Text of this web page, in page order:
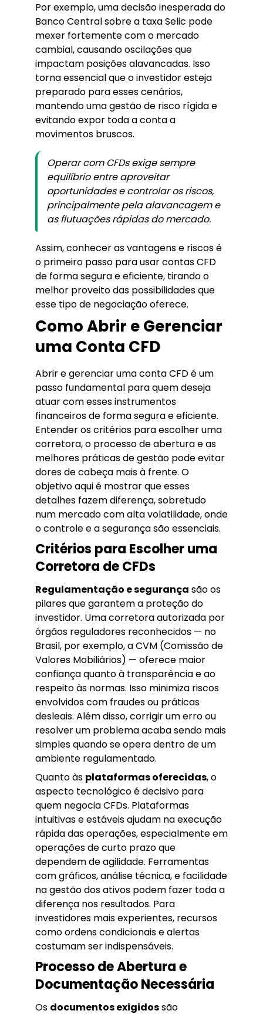
Por exemplo, uma decisão inesperada do
Banco Central sobre a taxa Selic pode
mexer fortemente com o mercado
cambial, causando oscilações que
impactam posições alavancadas. Isso
torna essencial que o investidor esteja
preparado para esses cenários,
mantendo uma gestão de risco rígida e
evitando expor toda a conta a
movimentos bruscos.
Operar com CFDs exige sempre
equilíbrio entre aproveitar
oportunidades e controlar os riscos,
principalmente pela alavancagem e
as flutuações rápidas do mercado.
Assim, conhecer as vantagens e riscos é
o primeiro passo para usar contas CFD
de forma segura e eficiente, tirando o
melhor proveito das possibilidades que
esse tipo de negociação oferece.
Como Abrir e Gerenciar
uma Conta CFD
Abrir e gerenciar uma conta CFD é um
passo fundamental para quem deseja
atuar com esses instrumentos
financeiros de forma segura e eficiente.
Entender os critérios para escolher uma
corretora, o processo de abertura e as
melhores práticas de gestão pode evitar
dores de cabeça mais à frente. O
objetivo aqui é mostrar que esses
detalhes fazem diferença, sobretudo
num mercado com alta volatilidade, onde
o controle e a segurança são essenciais.
Critérios para Escolher uma
Corretora de CFDs
Regulamentação e segurança são os
pilares que garantem a proteção do
investidor. Uma corretora autorizada por
órgãos reguladores reconhecidos — no
Brasil, por exemplo, a CVM (Comissão de
Valores Mobiliários) — oferece maior
confiança quanto à transparência e ao
respeito às normas. Isso minimiza riscos
envolvidos com fraudes ou práticas
desleais. Além disso, corrigir um erro ou
resolver um problema acaba sendo mais
simples quando se opera dentro de um
ambiente regulamentado.
Quanto às plataformas oferecidas, o
aspecto tecnológico é decisivo para
quem negocia CFDs. Plataformas
intuitivas e estáveis ajudam na execução
rápida das operações, especialmente em
operações de curto prazo que
dependem de agilidade. Ferramentas
com gráficos, análise técnica, e facilidade
na gestão dos ativos podem fazer toda a
diferença nos resultados. Para
investidores mais experientes, recursos
como ordens condicionais e alertas
costumam ser indispensáveis.
Processo de Abertura e
Documentação Necessária
Os documentos exigidossão